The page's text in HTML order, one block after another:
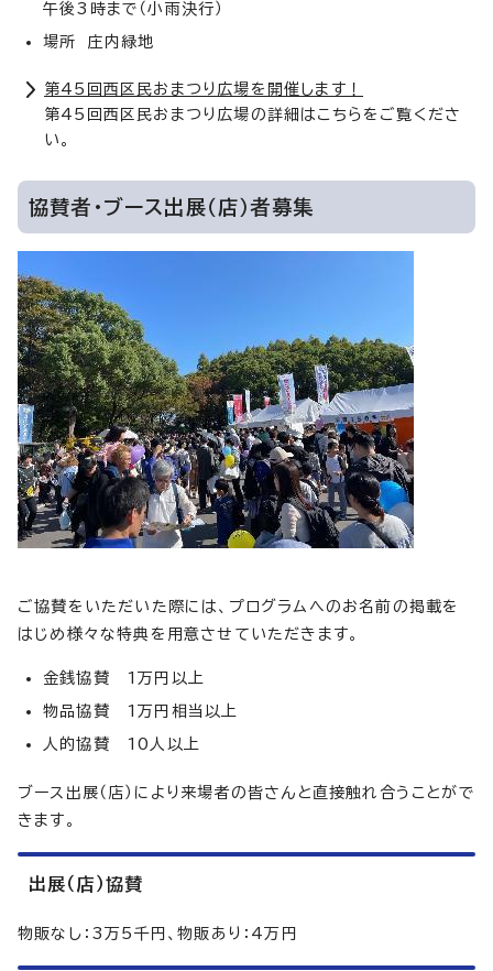
午後3時まで（小雨決行）
場所 庄内緑地
第45回西区民おまつり広場を開催します！
第45回西区民おまつり広場の詳細はこちらをご覧くださ
い。
協賛者・ブース出展（店）者募集
ご協賛をいただいた際には、プログラムへのお名前の掲載を
はじめ様々な特典を用意させていただきます。
金銭協賛 1万円以上
物品協賛 1万円相当以上
人的協賛 10人以上
ブース出展（店）により来場者の皆さんと直接触れ合うことがで
きます。
出展（店）協賛
物販なし：3万5千円、物販あり：4万円